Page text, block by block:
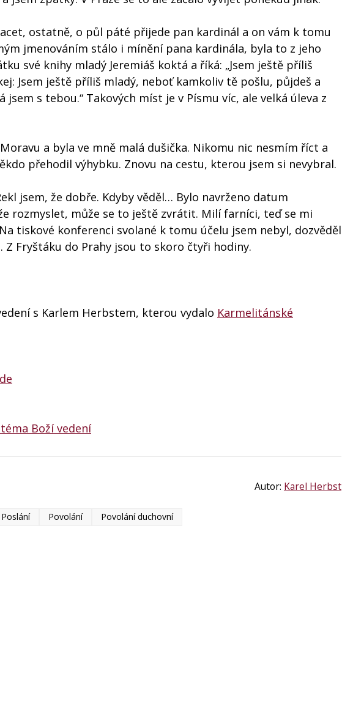
ostatně, o půl páté přijede pan kardinál a on vám k tomu
jmenováním stálo i mínění pana kardinála, byla to z jeho
své knihy mladý Jeremiáš koktá a říká: „Jsem ještě příliš
Jsem ještě příliš mladý, neboť kamkoliv tě pošlu, půjdeš a
jsem s tebou.“ Takových míst je v Písmu víc, ale velká úleva z
a byla ve mně malá dušička. Nikomu nic nesmím říct a
přehodil výhybku. Znovu na cestu, kterou jsem si nevybral.
jsem, že dobře. Kdyby věděl… Bylo navrženo datum
rozmyslet, může se to ještě zvrátit. Milí farníci, teď se mi
tiskové konferenci svolané k tomu účelu jsem nebyl, dozvěděl
Z Fryštáku do Prahy jsou to skoro čtyři hodiny.
s Karlem Herbstem, kterou vydalo Karmelitánské
Boží vedení
Autor: Karel Herbst
Poslání Povolání Povolání duchovní